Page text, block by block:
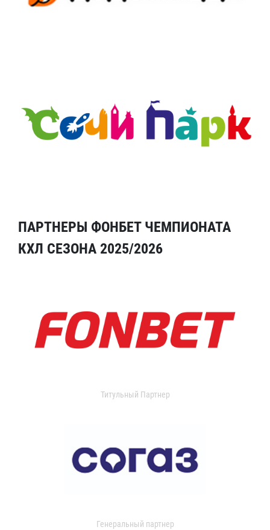
ПАРТНЕРЫ ФОНБЕТ ЧЕМПИОНАТА
КХЛ СЕЗОНА 2025/2026
Титульный Партнер
Генеральный партнер